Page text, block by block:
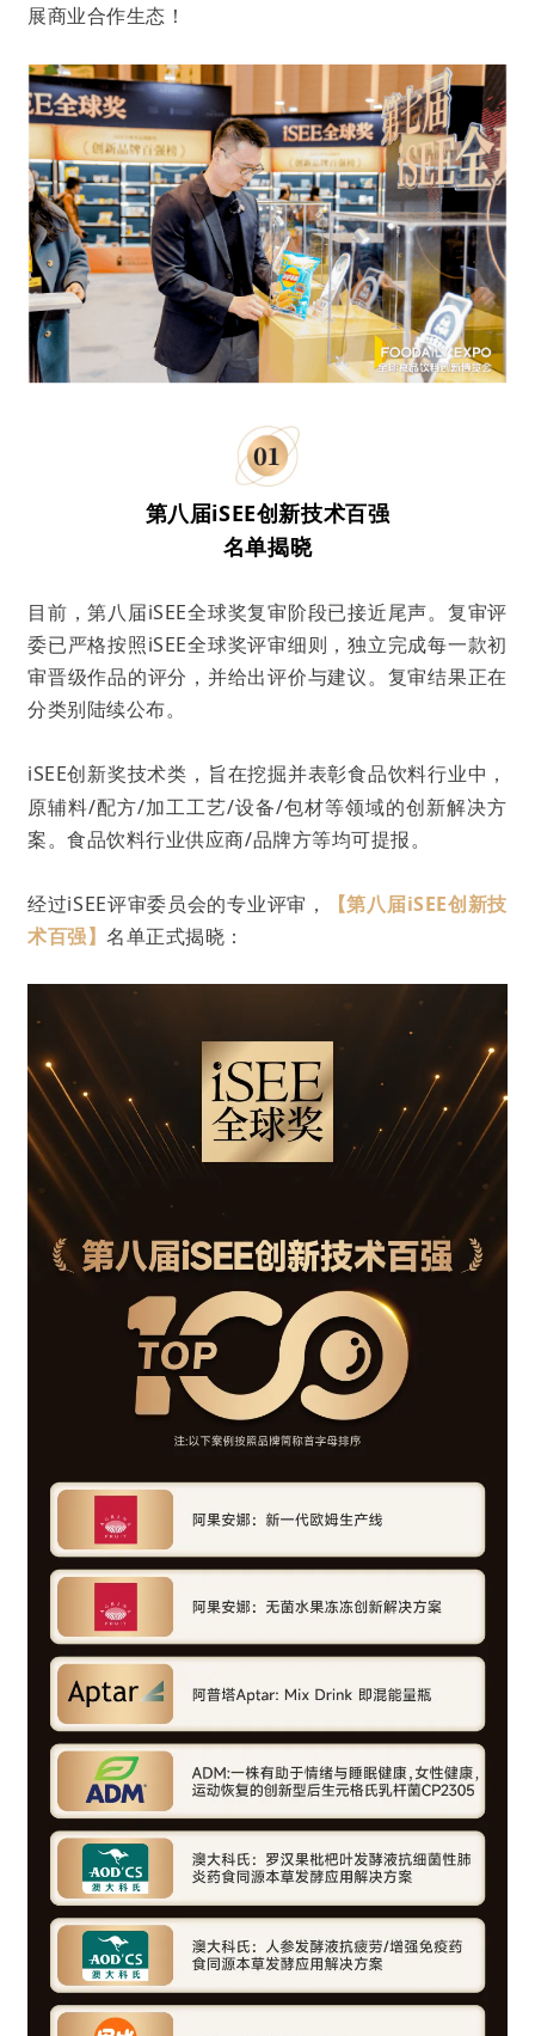
展商业合作生态！
第八届iSEE创新技术百强
名单揭晓
目前，第八届iSEE全球奖复审阶段已接近尾声。复审评
委已严格按照iSEE全球奖评审细则，独立完成每一款初
审晋级作品的评分，并给出评价与建议。复审结果正在
分类别陆续公布。
iSEE创新奖技术类 ，旨在挖掘并表彰食品饮料行业中，
原辅料/配方/加工工艺/设备/包材等领域的创新解决方
案。食品饮料行业供应商/品牌方等均可提报。
经过iSEE评审委员会的专业评审， 【第八届iSEE创新技
术百强】名单正式揭晓：